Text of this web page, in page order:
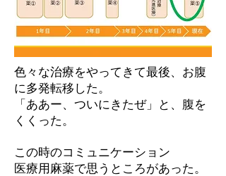
色々な治療をやってきて最後、お腹
に多発転移した。
「ああー、ついにきたぜ」と、腹を
くくった。
この時のコミュニケーション
医療用麻薬で思うところがあった。